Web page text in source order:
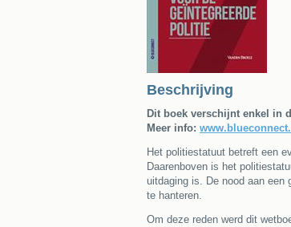
Beschrijving
Dit boek verschijnt enkel in
Meer info:
Het politiestatuut betreft een
Daarenboven is het
uitdaging is. De nood aan een
te hanteren.
Om deze reden werd dit